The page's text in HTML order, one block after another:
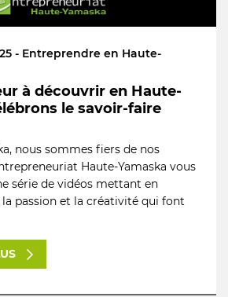
- Entreprendre en Haute-
à découvrir en Haute-
le savoir-faire
nous sommes fiers de nos
Haute-Yamaska vous
série de vidéos mettant en
passion et la créativité qui font